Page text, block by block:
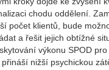
chodu oddělení.
počet klientů, bude
a řešit jejich obtížné
výkonu SPOD pro
nižší psychickou